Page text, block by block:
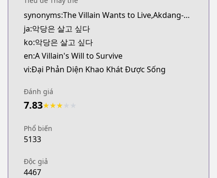
synonyms:The Villain Wants to Live,Akdang-eun Salgo Sipda
ja:악당은 살고 싶다
ko:악당은 살고 싶다
en:A Villain's Will to Survive
vi:Đại Phản Diện Khao Khát Được Sống
Đánh giá
7.83★★★
Phổ biến
5133
Độc giả
4467